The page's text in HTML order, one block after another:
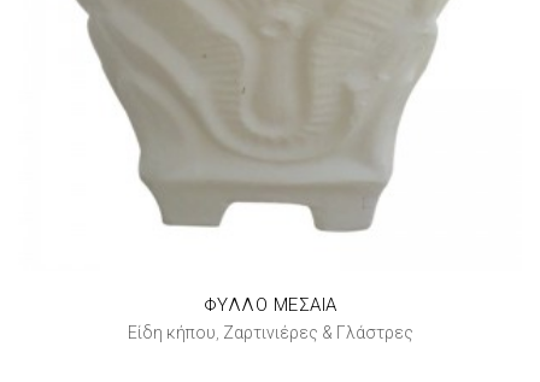
ΦΥΛΛΟ ΜΕΣΑΙΑ
Είδη κήπου, Ζαρτινιέρες & Γλάστρες